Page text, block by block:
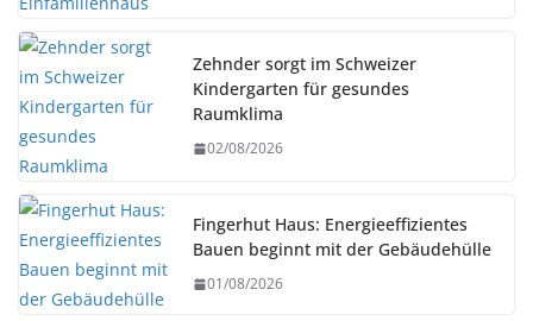
Zehnder sorgt im Schweizer
Kindergarten für gesundes
Raumklima
02/08/2026
Fingerhut Haus: Energieeffizientes
Bauen beginnt mit der Gebäudehülle
01/08/2026